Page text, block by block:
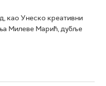
као Унеско креативни
Милеве Марић, дубље